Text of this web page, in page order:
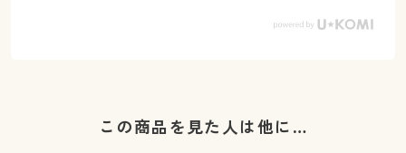
この商品を見た人は他に…